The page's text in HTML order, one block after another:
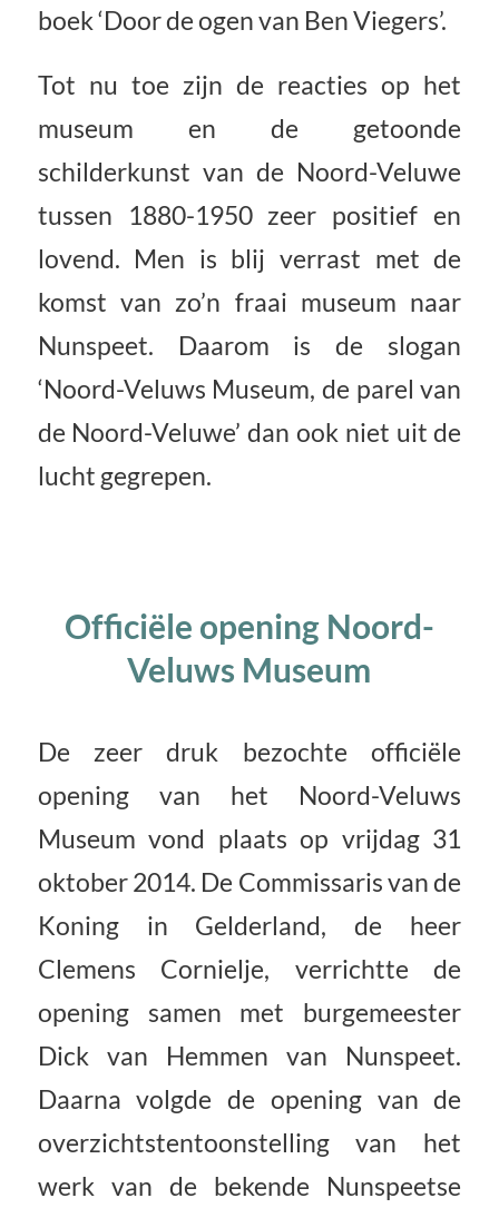
boek ‘Door de ogen van Ben Viegers’.
Tot nu toe zijn de reacties op het
museum en de getoonde
schilderkunst van de Noord-Veluwe
tussen 1880-1950 zeer positief en
lovend. Men is blij verrast met de
komst van zo’n fraai museum naar
Nunspeet. Daarom is de slogan
‘Noord-Veluws Museum, de parel van
de Noord-Veluwe’ dan ook niet uit de
lucht gegrepen.
Officiële opening Noord-
Veluws Museum
De zeer druk bezochte officiële
opening van het Noord-Veluws
Museum vond plaats op vrijdag 31
oktober 2014. De Commissaris van de
Koning in Gelderland, de heer
Clemens Cornielje, verrichtte de
opening samen met burgemeester
Dick van Hemmen van Nunspeet.
Daarna volgde de opening van de
overzichtstentoonstelling van het
werk van de bekende Nunspeetse